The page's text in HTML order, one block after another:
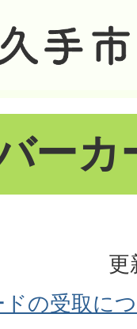
ーカ
更
の受取に